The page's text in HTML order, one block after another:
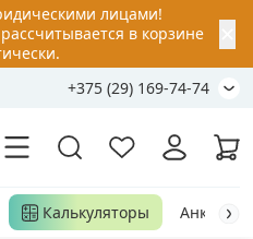
лицами!
в корзине
+375 (29) 169-74-74
Калькуляторы Анкер-